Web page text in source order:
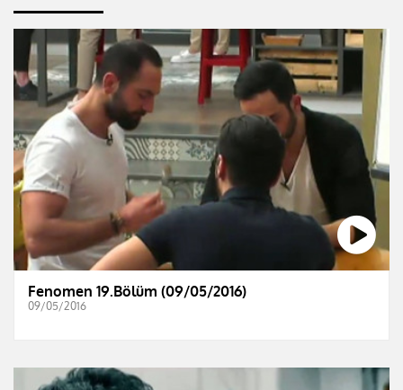
Fenomen 19.Bölüm (09/05/2016)
09/05/2016